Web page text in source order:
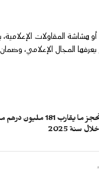
أو هشاشة المقاولات
المجال الإعلامي،
الجمارك تحجز ما يقارب 181
سنة 2025